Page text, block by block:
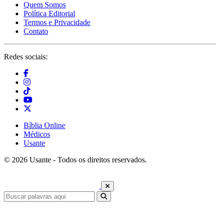
Quem Somos
Política Editorial
Termos e Privacidade
Contato
Redes sociais:
Bíblia Online
Médicos
Usante
© 2026 Usante - Todos os direitos reservados.